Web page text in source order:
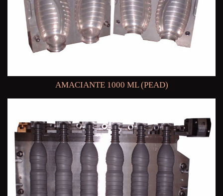
AMACIANTE 1000 ML (PEAD)